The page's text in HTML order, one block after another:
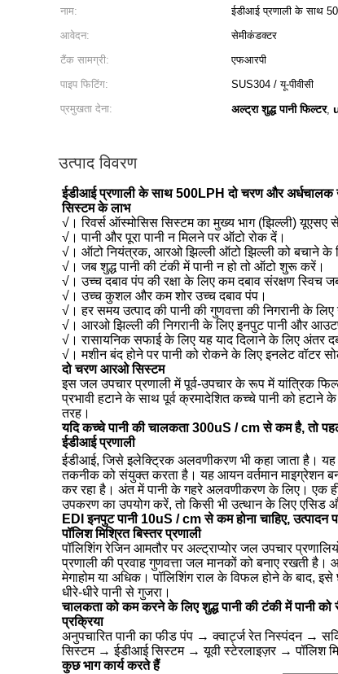
नाम: ईडीआई प्रणाली के साथ
आवेदन:
सेमीकंडक्टर
टैंक सामग्री:
एफआरपी
पाइप फिटिंग:
SUS304 / यू-पीवीसी
प्रमुखता देना:
अल्ट्रा शुद्ध पानी फिल्टर,
उत्पाद विवरण
ईडीआई प्रणाली के साथ 500LPH दो चरण और अर्धचालक
सिस्टम के लाभ
√। रिवर्स ऑस्मोसिस सिस्टम का मुख्य भाग (झिल्ली) यूएसए
√। पानी और पूरा पानी न मिलने पर ऑटो रोक दें।
√। ऑटो नियंत्रक, आरओ झिल्ली ऑटो झिल्ली को बचाने के
√। जब शुद्ध पानी की टंकी में पानी न हो तो ऑटो शुरू करें।
√। उच्च दबाव पंप की रक्षा के लिए कम दबाव संरक्षण स्विच
√। उच्च कुशल और कम शोर उच्च दबाव पंप।
√। हर समय उत्पाद की पानी की गुणवत्ता की निगरानी के
√। आरओ झिल्ली की निगरानी के लिए इनपुट पानी और
√। रासायनिक सफाई के लिए यह याद दिलाने के लिए अंतर
√। मशीन बंद होने पर पानी को रोकने के लिए इनलेट वॉटर
दो चरण आरओ सिस्टम
इस जल उपचार प्रणाली में पूर्व-उपचार के रूप में यांत्रिक
प्रभावी हटाने के साथ पूर्व क्रमादेशित कच्चे पानी को हटाने
तरह।
यदि कच्चे पानी की चालकता 300uS / cm से कम है, तो
ईडीआई प्रणाली
ईडीआई, जिसे इलेक्ट्रिक अलवणीकरण भी कहा जाता है। यह
तकनीक को संयुक्त करता है। यह आयन वर्तमान माइग्रेशन
कर रहा है। अंत में पानी के गहरे अलवणीकरण के लिए। एक
उपकरण का उपयोग करें, तो किसी भी उत्थान के लिए एसिड
EDI इनपुट पानी 10uS / cm से कम होना चाहिए, उत्पादन
पॉलिश मिश्रित बिस्तर प्रणाली
पॉलिशिंग रेजिन आमतौर पर अल्ट्राप्योर जल उपचार
प्रणाली की प्रवाह गुणवत्ता जल मानकों को बनाए रखती
मेगाहोम या अधिक। पॉलिशिंग राल के विफल होने के बाद,
धीरे-धीरे पानी से गुजरा।
चालकता को कम करने के लिए शुद्ध पानी की टंकी में पानी
प्रक्रिया
अनुपचारित पानी का फीड पंप → क्वार्ट्ज रेत निस्पंदन
सिस्टम → ईडीआई सिस्टम → यूवी स्टेरलाइज़र → पॉलिश
कुछ भाग कार्य करते हैं